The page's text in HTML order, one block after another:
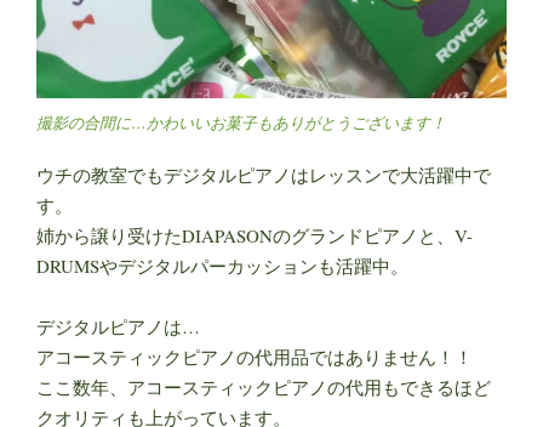
撮影の合間に…かわいいお菓子もありがとうございます！
ウチの教室でもデジタルピアノはレッスンで大活躍中で
す。
姉から譲り受けたDIAPASONのグランドピアノと、V-
DRUMSやデジタルパーカッションも活躍中。
デジタルピアノは…
アコースティックピアノの代用品ではありません！！
ここ数年、アコースティックピアノの代用もできるほど
クオリティも上がっています。